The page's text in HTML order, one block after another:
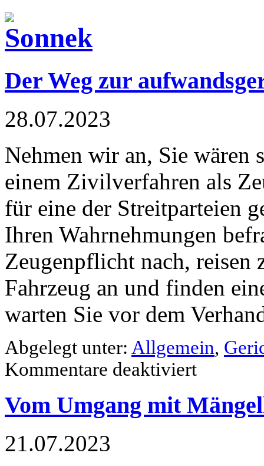
Der Weg zur
28.07.2023
Nehmen wir an, Sie wären
einem Zivilverfahren als
für eine der Streitparteien
Ihren Wahrnehmungen
Zeugenpflicht nach, reisen
Fahrzeug an und finden
warten Sie vor dem
Abgelegt unter: Allgemein,
Kommentare deaktiviert
Vom Umgang mit
21.07.2023